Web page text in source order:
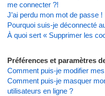
me connecter ?!
J’ai perdu mon mot de passe !
Pourquoi suis-je déconnecté
À quoi sert « Supprimer les
Préférences et paramètres
Comment puis-je modifier
Comment puis-je masquer
utilisateurs en ligne ?